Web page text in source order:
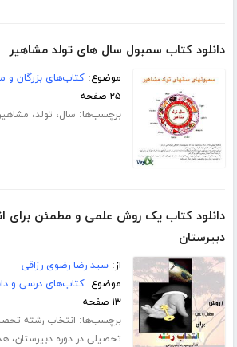
دانلود کتاب سمبول سال های تولد مشاهیر
موضوع:کتاب‌های بزرگان و
۲۵ صفحه
برچسب‌ها: سال، تولد، مشاهیر
دانلود کتاب یک روش علمی و مطمئن برای
دبیرستان
از:سید رضا رضوی رزاقی
موضوع:کتاب‌های درسی و
۱۳ صفحه
برچسب‌ها: انتخاب رشته
تحصیلی در دوره دبیرستان،